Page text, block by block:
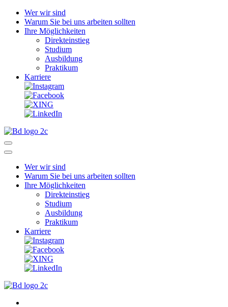
Wer wir sind
Warum Sie bei uns arbeiten sollten
Ihre Möglichkeiten
Direkteinstieg
Studium
Ausbildung
Praktikum
Karriere
Wer wir sind
Warum Sie bei uns arbeiten sollten
Ihre Möglichkeiten
Direkteinstieg
Studium
Ausbildung
Praktikum
Karriere